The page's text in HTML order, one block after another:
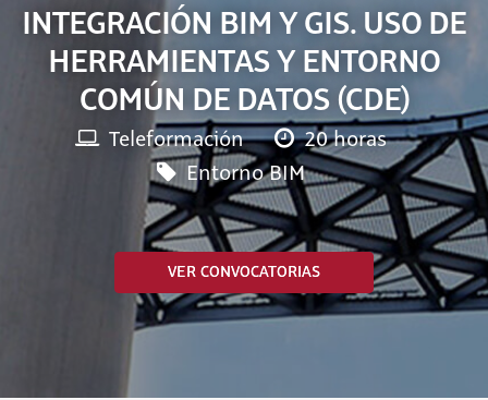
INTEGRACIÓN BIM Y GIS. USO DE
HERRAMIENTAS Y ENTORNO
COMÚN DE DATOS (CDE)
Teleformación
20 horas
Entorno BIM
VER CONVOCATORIAS